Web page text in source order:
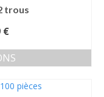
trous
€